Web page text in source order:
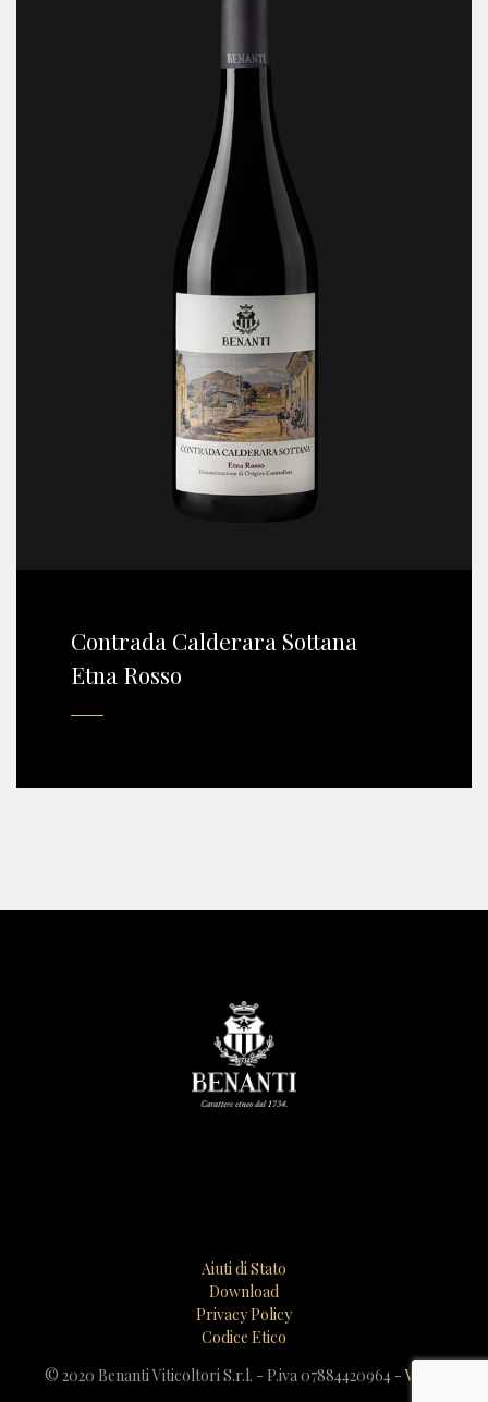
Contrada Calderara Sottana
Etna Rosso
© 2020 Benanti Viticoltori S.r.l. - P.iva 07884420964 -Video
Aiuti di Stato
Download
Privacy Policy
Codice Etico